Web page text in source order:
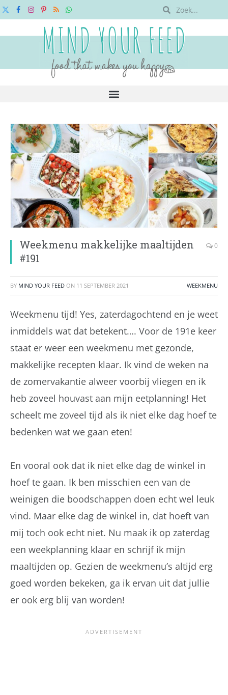
X
FacebookInstagram
Pinterest
RSSWhatsApp
Weekmenu makkelijke maaltijden
#191
0
BY MIND YOUR FEED ON 11 SEPTEMBER 2021 WEEKMENU
Weekmenu tijd! Yes, zaterdagochtend en je weet
inmiddels wat dat betekent…. Voor de 191e keer
staat er weer een weekmenu met gezonde,
makkelijke recepten klaar. Ik vind de weken na
de zomervakantie alweer voorbij vliegen en ik
heb zoveel houvast aan mijn eetplanning! Het
scheelt me zoveel tijd als ik niet elke dag hoef te
bedenken wat we gaan eten!
En vooral ook dat ik niet elke dag de winkel in
hoef te gaan. Ik ben misschien een van de
weinigen die boodschappen doen echt wel leuk
vind. Maar elke dag de winkel in, dat hoeft van
mij toch ook echt niet. Nu maak ik op zaterdag
een weekplanning klaar en schrijf ik mijn
maaltijden op. Gezien de weekmenu’s altijd erg
goed worden bekeken, ga ik ervan uit dat jullie
er ook erg blij van worden!